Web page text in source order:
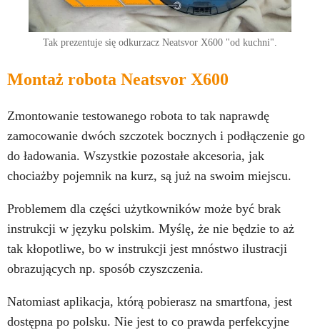
Tak prezentuje się odkurzacz Neatsvor X600 "od kuchni".
Montaż robota Neatsvor X600
Zmontowanie testowanego robota to tak naprawdę
zamocowanie dwóch szczotek bocznych i podłączenie go
do ładowania. Wszystkie pozostałe akcesoria, jak
chociażby pojemnik na kurz, są już na swoim miejscu.
Problemem dla części użytkowników może być brak
instrukcji w języku polskim. Myślę, że nie będzie to aż
tak kłopotliwe, bo w instrukcji jest mnóstwo ilustracji
obrazujących np. sposób czyszczenia.
Natomiast aplikacja, którą pobierasz na smartfona, jest
dostępna po polsku. Nie jest to co prawda perfekcyjne